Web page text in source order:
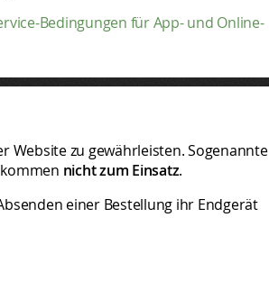
Bedingungen für App- und Online-
Website zu gewährleisten. Sogenannte
nicht zum Einsatz.
einer Bestellung ihr Endgerät